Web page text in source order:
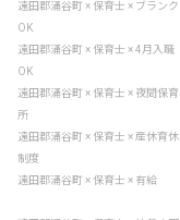
遠田郡涌谷町 × 保育士 × ブランク
OK
遠田郡涌谷町 × 保育士 × 4月入職
OK
遠田郡涌谷町 × 保育士 × 夜間保育
所
遠田郡涌谷町 × 保育士 × 産休育休
制度
遠田郡涌谷町 × 保育士 × 有給